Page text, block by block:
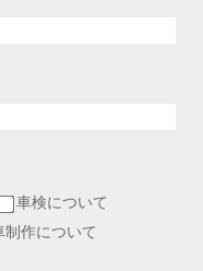
車検について
制作について